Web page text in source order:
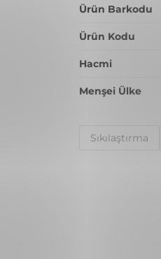
Ürün Barkodu
Ürün Kodu
Hacmi
Menşei Ülke
Sıkılaştırma